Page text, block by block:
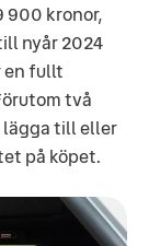
900 kronor,
nyår 2024
en fullt
två
till eller
på köpet.